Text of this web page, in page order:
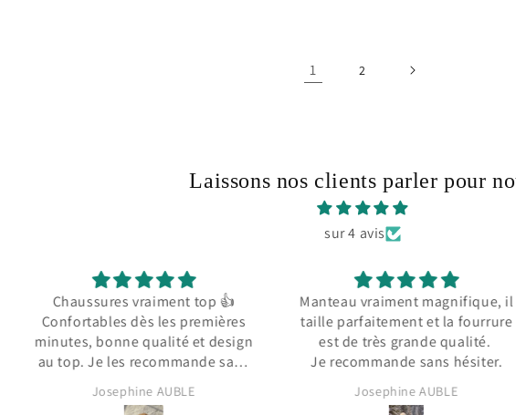
1 2
Laissons nos clients parler pour
sur 4 avis
Chaussures vraiment top 👍
Confortables dès les premières
minutes, bonne qualité et design
au top. Je les recommande sans
Josephine AUBLE
Manteau vraiment magnifique, il
taille parfaitement et la fourrure
est de très grande qualité.
Je recommande sans hésiter.
Josephine AUBLE